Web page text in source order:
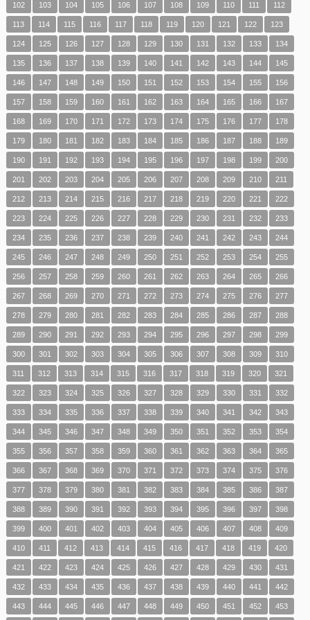
102 103 104 105 106 107 108 109 110 111 112
113 114 115 116 117 118 119 120 121 122 123
124 125 126 127 128 129 130 131 132 133 134
135 136 137 138 139 140 141 142 143 144 145
146 147 148 149 150 151 152 153 154 155 156
157 158 159 160 161 162 163 164 165 166 167
168 169 170 171 172 173 174 175 176 177 178
179 180 181 182 183 184 185 186 187 188 189
190 191 192 193 194 195 196 197 198 199 200
201 202 203 204 205 206 207 208 209 210 211
212 213 214 215 216 217 218 219 220 221 222
223 224 225 226 227 228 229 230 231 232 233
234 235 236 237 238 239 240 241 242 243 244
245 246 247 248 249 250 251 252 253 254 255
256 257 258 259 260 261 262 263 264 265 266
267 268 269 270 271 272 273 274 275 276 277
278 279 280 281 282 283 284 285 286 287 288
289 290 291 292 293 294 295 296 297 298 299
300 301 302 303 304 305 306 307 308 309 310
311 312 313 314 315 316 317 318 319 320 321
322 323 324 325 326 327 328 329 330 331 332
333 334 335 336 337 338 339 340 341 342 343
344 345 346 347 348 349 350 351 352 353 354
355 356 357 358 359 360 361 362 363 364 365
366 367 368 369 370 371 372 373 374 375 376
377 378 379 380 381 382 383 384 385 386 387
388 389 390 391 392 393 394 395 396 397 398
399 400 401 402 403 404 405 406 407 408 409
410 411 412 413 414 415 416 417 418 419 420
421 422 423 424 425 426 427 428 429 430 431
432 433 434 435 436 437 438 439 440 441 442
443 444 445 446 447 448 449 450 451 452 453